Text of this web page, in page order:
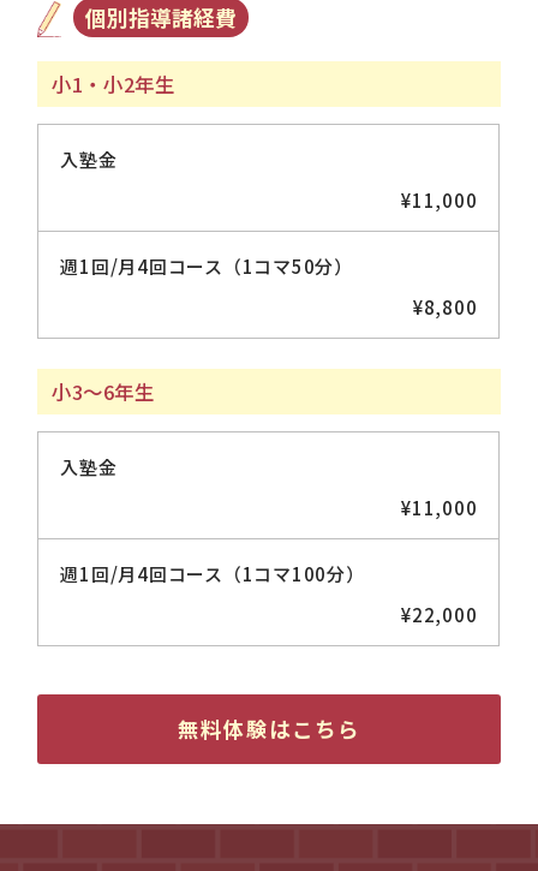
個別指導諸経費
小1・小2年生
入塾金
¥11,000
週1回/月4回コース（1コマ50分）
¥8,800
小3～6年生
入塾金
¥11,000
週1回/月4回コース（1コマ100分）
¥22,000
無料体験はこちら